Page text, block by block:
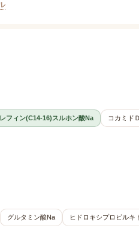
フィン(C14-16)スルホン酸Na コカミド
グルタミン酸Na
ヒドロキシプロピルキ